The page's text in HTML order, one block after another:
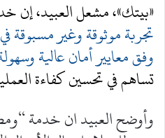
«بيتك»، مشعل العبيد، إن
تجربة موثوقة وغير مسبوقة
وفق معايير أمان عالية
تساهم في تحسين كفاءة